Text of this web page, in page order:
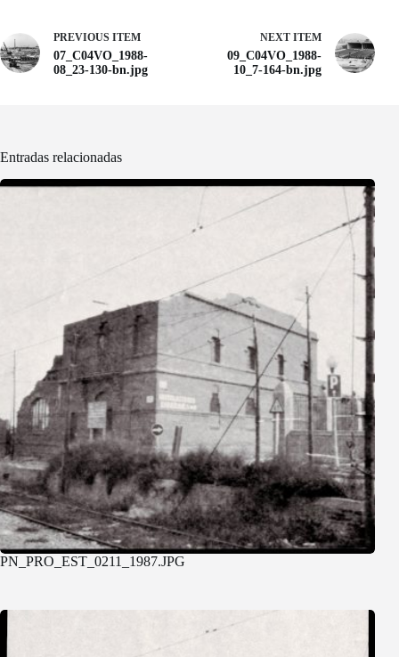
PREVIOUS ITEM
07_C04VO_1988-
08_23-130-bn.jpg
NEXT ITEM
09_C04VO_1988-
10_7-164-bn.jpg
Entradas relacionadas
PN_PRO_EST_0211_1987.JPG